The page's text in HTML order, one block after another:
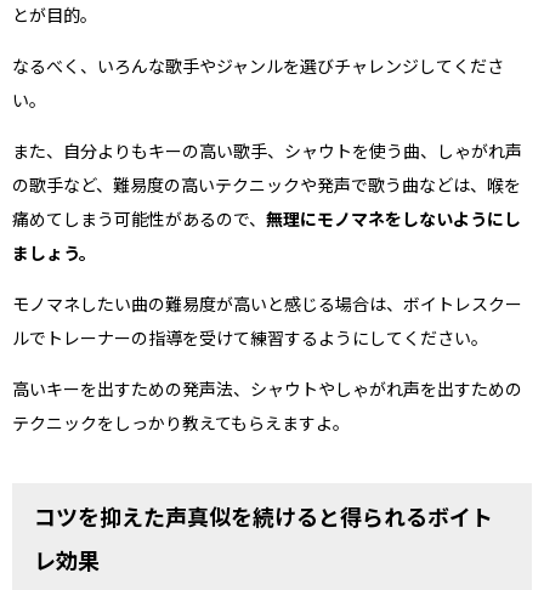
とが目的。
なるべく、いろんな歌手やジャンルを選びチャレンジしてくださ
い。
また、自分よりもキーの高い歌手、シャウトを使う曲、しゃがれ声
の歌手など、難易度の高いテクニックや発声で歌う曲などは、喉を
痛めてしまう可能性があるので、 無理にモノマネをしないようにし
ましょう。
モノマネしたい曲の難易度が高いと感じる場合は、ボイトレスクー
ルでトレーナーの指導を受けて練習するようにしてください。
高いキーを出すための発声法、シャウトやしゃがれ声を出すための
テクニックをしっかり教えてもらえますよ。
コツを抑えた声真似を続けると得られるボイト
レ効果